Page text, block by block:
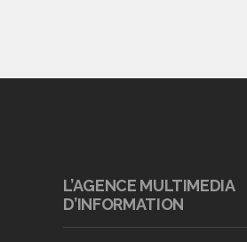
L’AGENCE MULTIMEDIA
D’INFORMATION